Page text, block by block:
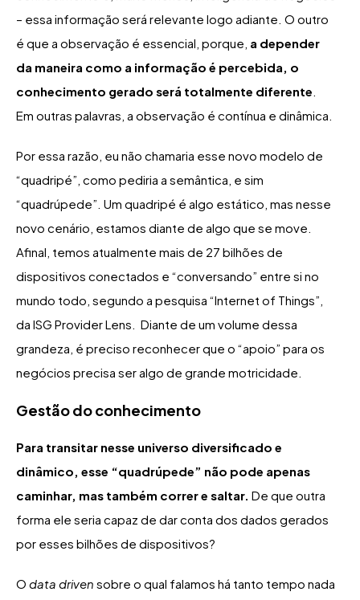
– essa informação será relevante logo adiante. O outro
é que a observação é essencial, porque, a depender
da maneira como a informação é percebida, o
conhecimento gerado será totalmente diferente.
Em outras palavras, a observação é contínua e dinâmica.
Por essa razão, eu não chamaria esse novo modelo de
“quadripé”, como pediria a semântica, e sim
“quadrúpede”. Um quadripé é algo estático, mas nesse
novo cenário, estamos diante de algo que se move.
Afinal, temos atualmente mais de 27 bilhões de
dispositivos conectados e “conversando” entre si no
mundo todo, segundo a pesquisa “Internet of Things”,
da ISG Provider Lens. Diante de um volume dessa
grandeza, é preciso reconhecer que o “apoio” para os
negócios precisa ser algo de grande motricidade.
Gestão do conhecimento
Para transitar nesse universo diversificado e
dinâmico, esse “quadrúpede” não pode apenas
caminhar, mas também correr e saltar. De que outra
forma ele seria capaz de dar conta dos dados gerados
por esses bilhões de dispositivos?
O data driven sobre o qual falamos há tanto tempo nada